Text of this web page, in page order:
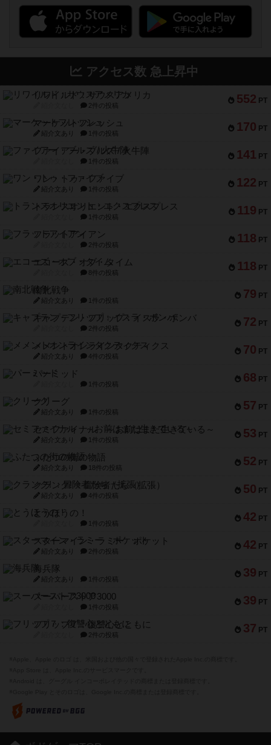
アクセス数 急上昇中
552 PT
リワイルド：サウスアメリカ
2件の投稿
170 PT
マーケットフレッシュ
紹介文あり 1件の投稿
141 PT
ファイアー・ブルズ / 火牛陣
1件の投稿
122 PT
ワン・トゥ・ファイブ
紹介文あり 1件の投稿
119 PT
トランスオリエント・エクスプレス
1件の投稿
118 PT
フラットアイアン
2件の投稿
118 PT
エコーズ・オブ・タイム
8件の投稿
79 PT
南北戦争
紹介文あり 1件の投稿
72 PT
キャプテン・フリップ：イスラ・ボンバ
2件の投稿
70 PT
メメントオンラインタクティクス
紹介文あり 4件の投稿
68 PT
パーミッド
1件の投稿
57 PT
クリーグ
紹介文あり 1件の投稿
53 PT
セミファイナル ～お前はまだ生きている～
紹介文あり 1件の投稿
52 PT
ふたつの街の物語
紹介文あり 18件の投稿
50 PT
クランク! ：冒険者たち（拡張）
紹介文あり 4件の投稿
42 PT
とうほうの！
1件の投稿
42 PT
スターマイン・ラミー ポケット
紹介文あり 2件の投稿
39 PT
海兵隊
紹介文あり 1件の投稿
39 PT
スーパーストア3000
1件の投稿
37 PT
フリップ７：復讐心とともに
2件の投稿